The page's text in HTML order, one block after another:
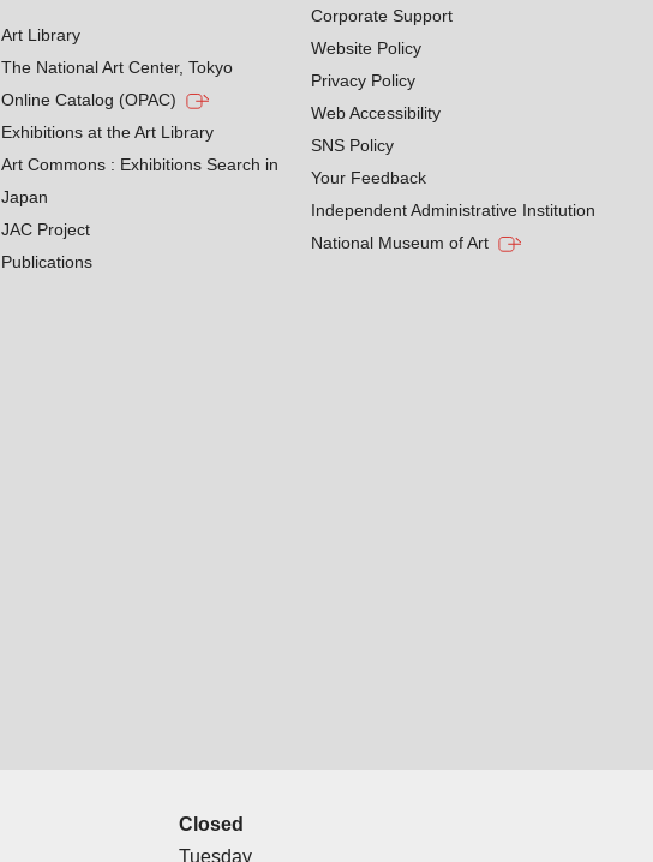
Art Library
The National Art Center, Tokyo
Online Catalog (OPAC)
Exhibitions at the Art Library
Art Commons : Exhibitions Search in
Japan
JAC Project
Publications
Corporate Support
Website Policy
Privacy Policy
Web Accessibility
SNS Policy
Your Feedback
Independent Administrative Institution
National Museum of Art
Closed
Tuesday